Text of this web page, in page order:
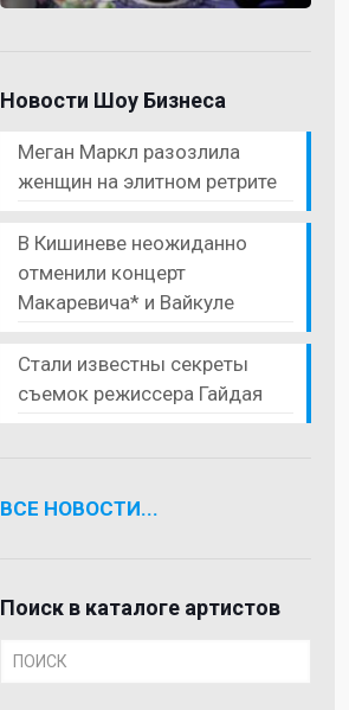
Новости Шоу Бизнеса
Меган Маркл разозлила
женщин на элитном ретрите
В Кишиневе неожиданно
отменили концерт
Макаревича* и Вайкуле
Стали известны секреты
съемок режиссера Гайдая
ВСЕ НОВОСТИ...
Поиск в каталоге артистов